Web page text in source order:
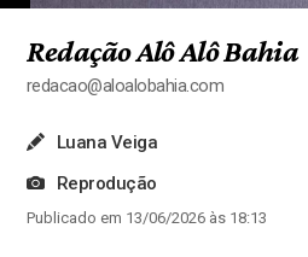
Redação Alô Alô Bahia
redacao@aloalobahia.com
Luana Veiga
Reprodução
Publicado em 13/06/2026 às 18:13